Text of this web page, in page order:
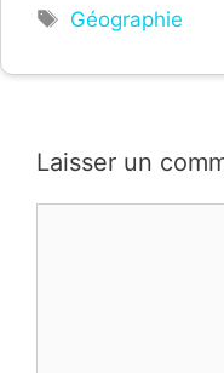
Étiquettes
Géographie
Laisser un